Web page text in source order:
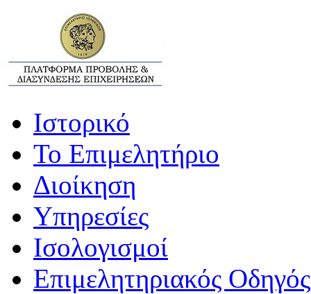
Ιστορικό
Το Επιμελητήριο
Διοίκηση
Υπηρεσίες
Ισολογισμοί
Επιμελητηριακός Οδηγός